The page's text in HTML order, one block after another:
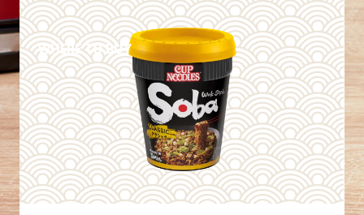
WHERE TO BUY
DETAILS